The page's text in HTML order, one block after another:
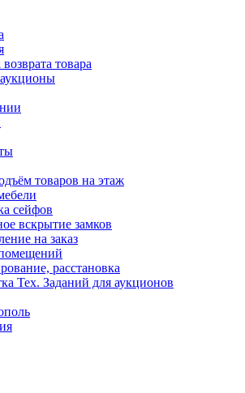
товара
товаров на этаж
сейфов
вскрытие замков
на заказ
расстановка
Тех. Заданий для аукционов